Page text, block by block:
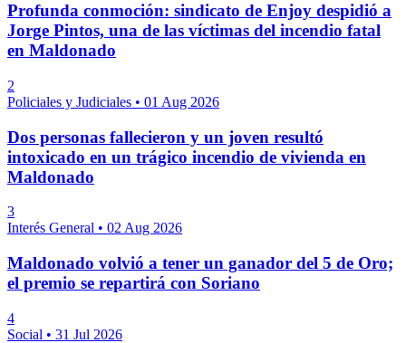
Profunda conmoción: sindicato de Enjoy despidió a
Jorge Pintos, una de las víctimas del incendio fatal
en Maldonado
2
Policiales y Judiciales • 01 Aug 2026
Dos personas fallecieron y un joven resultó
intoxicado en un trágico incendio de vivienda en
Maldonado
3
Interés General • 02 Aug 2026
Maldonado volvió a tener un ganador del 5 de Oro;
el premio se repartirá con Soriano
4
Social • 31 Jul 2026